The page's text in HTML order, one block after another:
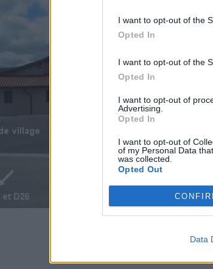
I want to opt-out of the
Opted In
I want to opt-out of the
Opted In
I want to opt-out of
Advertising.
Opted In
I want to opt-out of
of my Personal Data
was collected.
Opted Out
Data